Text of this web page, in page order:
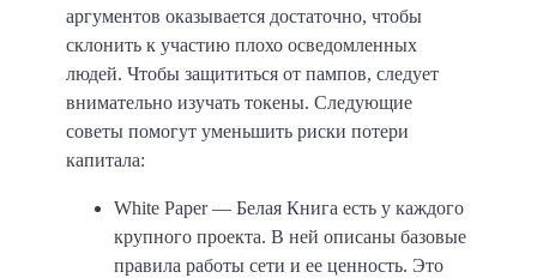
аргументов оказывается достаточно, чтобы
склонить к участию плохо осведомленных
людей. Чтобы защититься от пампов, следует
внимательно изучать токены. Следующие
советы помогут уменьшить риски потери
капитала:
White Paper— Белая Книга есть у каждого
крупного проекта. В ней описаны базовые
правила работы сети и ее ценность. Это